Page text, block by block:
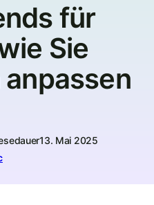
für
Sie
13. Mai 2025